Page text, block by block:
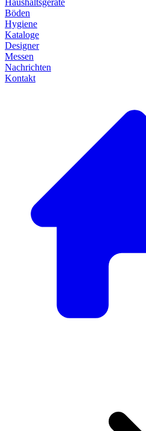
Haushaltsgeräte
Böden
Hygiene
Kataloge
Designer
Messen
Nachrichten
Kontakt